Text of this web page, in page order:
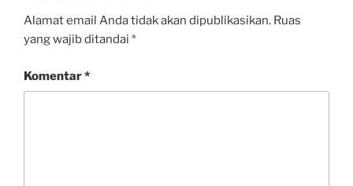
Alamat email Anda tidak akan dipublikasikan. Ruas
yang wajib ditandai *
Komentar*